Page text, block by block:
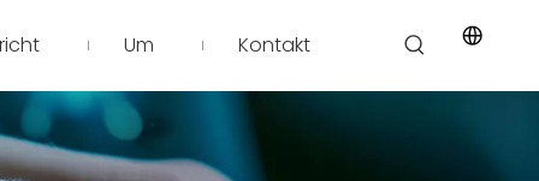
Um Kontakt